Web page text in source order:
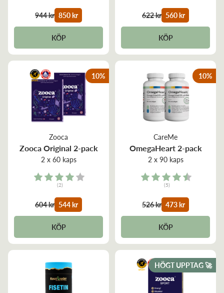
944 kr 850 kr
KÖP
622 kr 560 kr
KÖP
Zooca
Zooca Original 2-pack
2 x 60 kaps
Rating:
(2)
604 kr 544 kr
KÖP
10%
CareMe
OmegaHeart 2-pack
2 x 90 kaps
Rating:
(5)
526 kr 473 kr
KÖP
10%
HÖGT UPPTAG 🚀